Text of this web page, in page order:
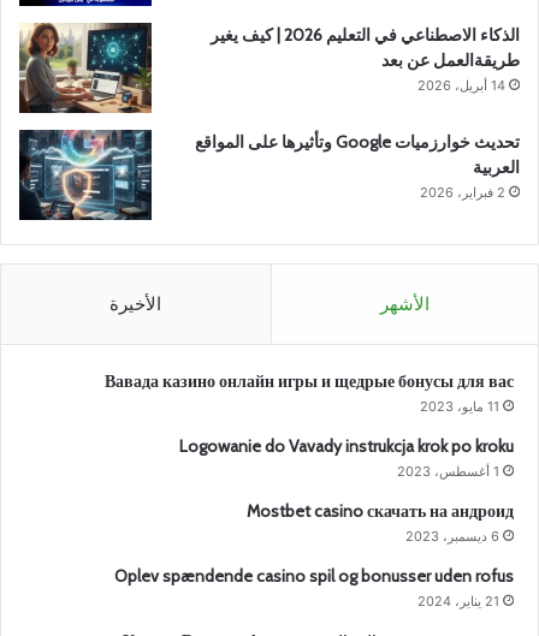
الذكاء الاصطناعي في التعليم 2026 | كيف يغير
طريقةالعمل عن بعد
14 أبريل، 2026
تحديث خوارزميات Google وتأثيرها على المواقع
العربية
2 فبراير، 2026
الأشهر الأخيرة
Вавада казино онлайн игры и щедрые бонусы для вас
11 مايو، 2023
Logowanie do Vavady instrukcja krok po kroku
1 أغسطس، 2023
Mostbet casino скачать на андроид
6 ديسمبر، 2023
Oplev spændende casino spil og bonusser uden rofus
21 يناير، 2024